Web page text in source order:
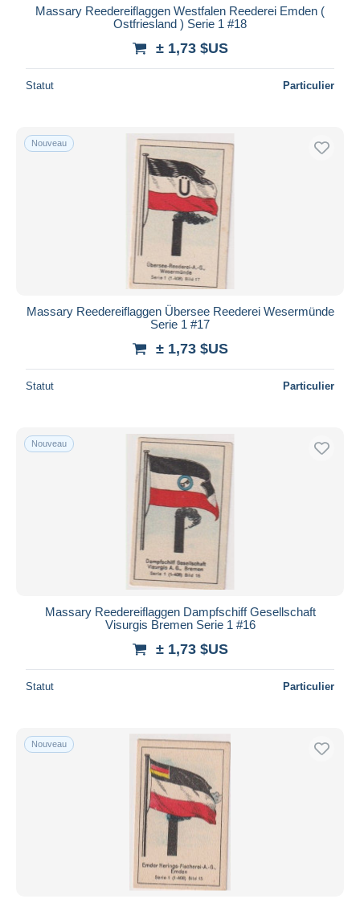
Massary Reedereiflaggen Westfalen Reederei Emden (
Ostfriesland ) Serie 1 #18
± 1,73 $US
Statut Particulier
Nouveau
Massary Reedereiflaggen Übersee Reederei Wesermünde
Serie 1 #17
± 1,73 $US
Statut Particulier
Nouveau
Massary Reedereiflaggen Dampfschiff Gesellschaft
Visurgis Bremen Serie 1 #16
± 1,73 $US
Statut Particulier
Nouveau